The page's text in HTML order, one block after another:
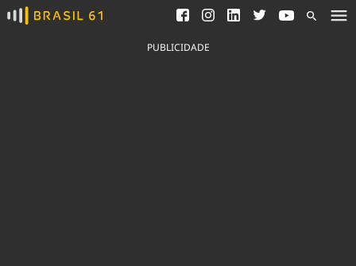
Ver todas as notícias
Saneamento
Indicadores
PUBLICIDADE